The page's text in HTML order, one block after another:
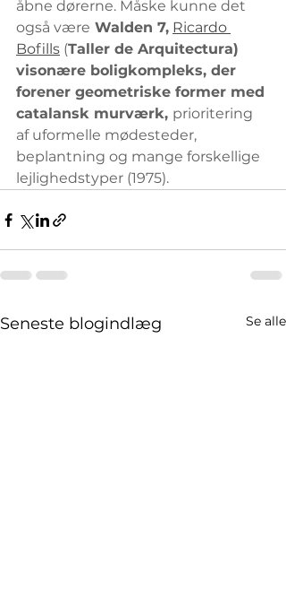
åbne dørerne. Måske kunne det
også være Walden 7, Ricardo
Bofills (Taller de Arquitectura)
visonære boligkompleks, der
forener geometriske former med
catalansk murværk, prioritering
af uformelle mødesteder,
beplantning og mange forskellige
lejlighedstyper (1975).
Seneste blogindlæg Se alle